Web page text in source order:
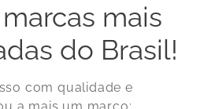
mais
do Brasil!
com qualidade e